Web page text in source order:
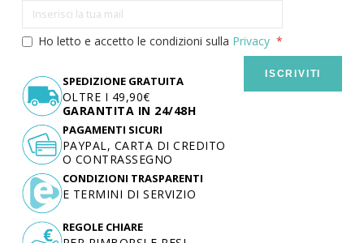
Ho letto e accetto le condizioni sulla Privacy
ISCRIVITI
SPEDIZIONE GRATUITA
OLTRE I 49,90€
GARANTITA IN 24/48H
PAGAMENTI SICURI
PAYPAL, CARTA DI CREDITO
O CONTRASSEGNO
CONDIZIONI TRASPARENTI
E TERMINI DI SERVIZIO
REGOLE CHIARE